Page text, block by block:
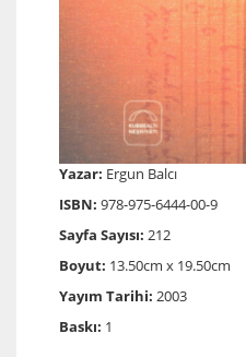
Yazar: Ergun Balcı
ISBN: 978-975-6444-00-9
Sayfa Sayısı: 212
Boyut: 13.50cm x 19.50cm
Yayım Tarihi: 2003
Baskı: 1